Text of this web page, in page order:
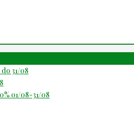
31/08
01/08-31/08